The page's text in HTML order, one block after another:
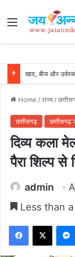
Menu
Home /राज्य/
छत्तीसगढ़ छत्तीसगढ़
दिव्य कला
पैरा शिल्प से
admin
Less than
Facebook
X